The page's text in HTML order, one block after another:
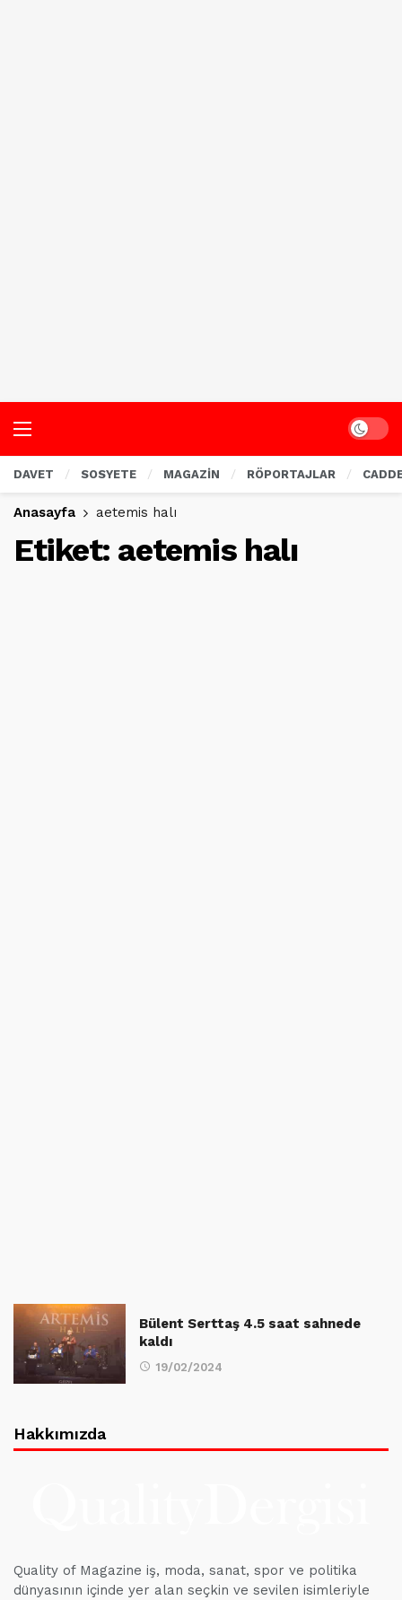
Dark
DAVET SOSYETE MAGAZİN RÖPORTAJLAR
Anasayfa aetemis halı
Etiket: aetemis halı
Bülent Serttaş 4.5 saat sahnede
kaldı
19/02/2024
Hakkımızda
Quality of Magazine iş, moda, sanat, spor ve politika
dünyasının içinde yer alan seçkin ve sevilen isimleriyle